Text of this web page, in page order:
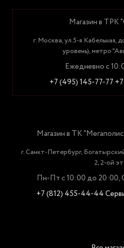
Магазин в ТРК
г. Москва, ул.5-я Кабельная,
уровень), метро
Ежедневно с
+7 (495) 145-77-77
Магазин в ТК
г. Санкт-Петербург,
2, 2-ой
Пн-Пт с 10:00 до 20:00,
+7 (812) 455-44-44